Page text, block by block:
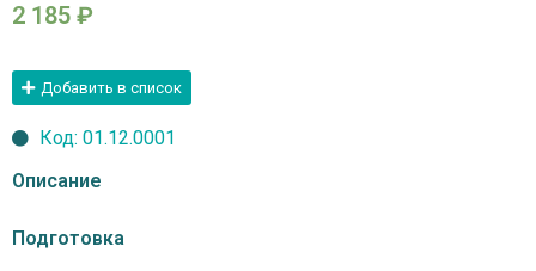
2 185 ₽
Добавить в список
Код: 01.12.0001
Описание
Подготовка